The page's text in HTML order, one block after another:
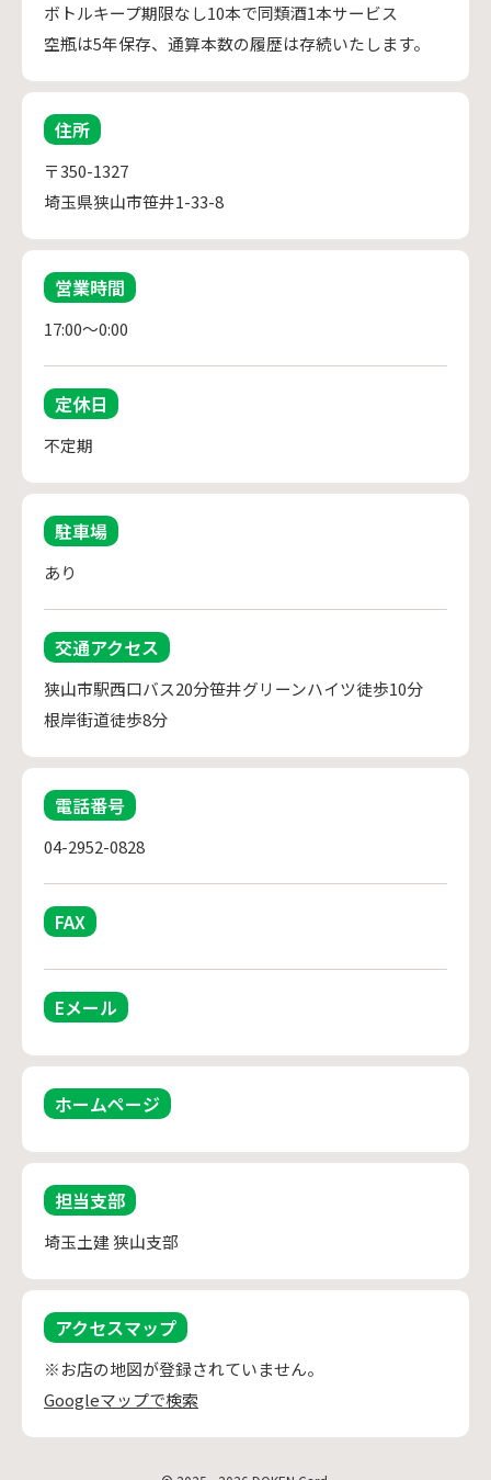
ボトルキープ期限なし10本で同類酒1本サービス
空瓶は5年保存、通算本数の履歴は存続いたします。
住所
〒350-1327
埼玉県狭山市笹井1-33-8
営業時間
17:00～0:00
定休日
不定期
駐車場
あり
交通アクセス
狭山市駅西口バス20分笹井グリーンハイツ徒歩10分
根岸街道徒歩8分
電話番号
04-2952-0828
FAX
Eメール
ホームページ
担当支部
埼玉土建 狭山支部
アクセスマップ
※お店の地図が登録されていません。
Googleマップで検索